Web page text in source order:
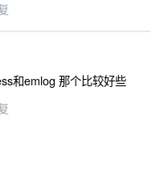
和emlog 那个比较好些